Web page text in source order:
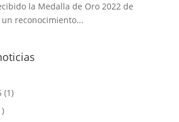
la Medalla de Oro 2022 de
un reconocimiento...
(1)